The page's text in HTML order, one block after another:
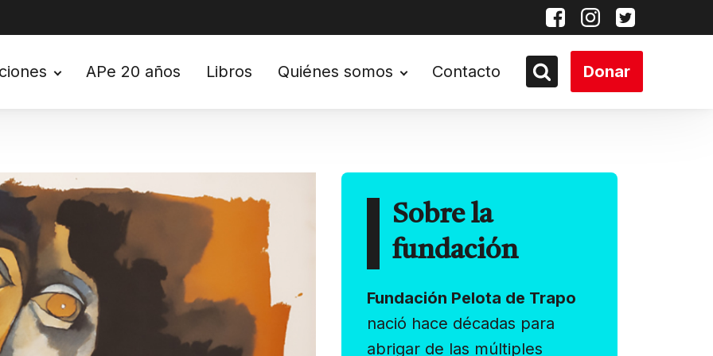
APe 20 años Libros Quiénes somos Contacto Donar
Sobre la
fundación
Fundación Pelota de Trapo
nació hace décadas para
abrigar de las múltiples